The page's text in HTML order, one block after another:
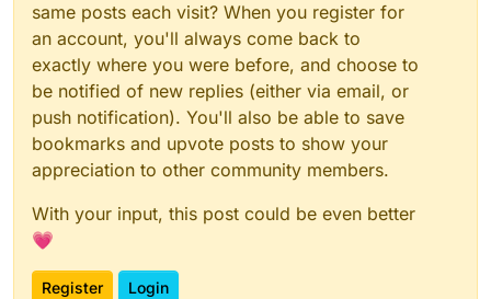
same posts each visit? When you register for
an account, you'll always come back to
exactly where you were before, and choose to
be notified of new replies (either via email, or
push notification). You'll also be able to save
bookmarks and upvote posts to show your
appreciation to other community members.
With your input, this post could be even better
💗
Register Login